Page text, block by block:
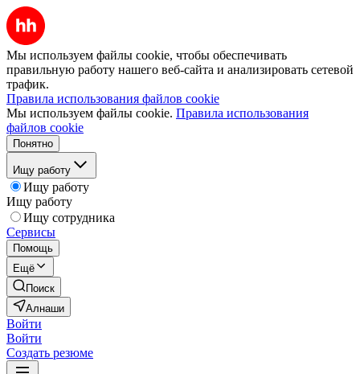
Мы используем файлы cookie, чтобы обеспечивать
правильную работу нашего веб-сайта и анализировать сетевой
трафик.
Правила использования файлов cookie
Мы используем файлы cookie. Правила использования
файлов cookie
Понятно
Ищу работу
Ищу работу
Ищу работу
Ищу сотрудника
Сервисы
Помощь
Ещё
Поиск
Алнаши
Войти
Войти
Создать резюме